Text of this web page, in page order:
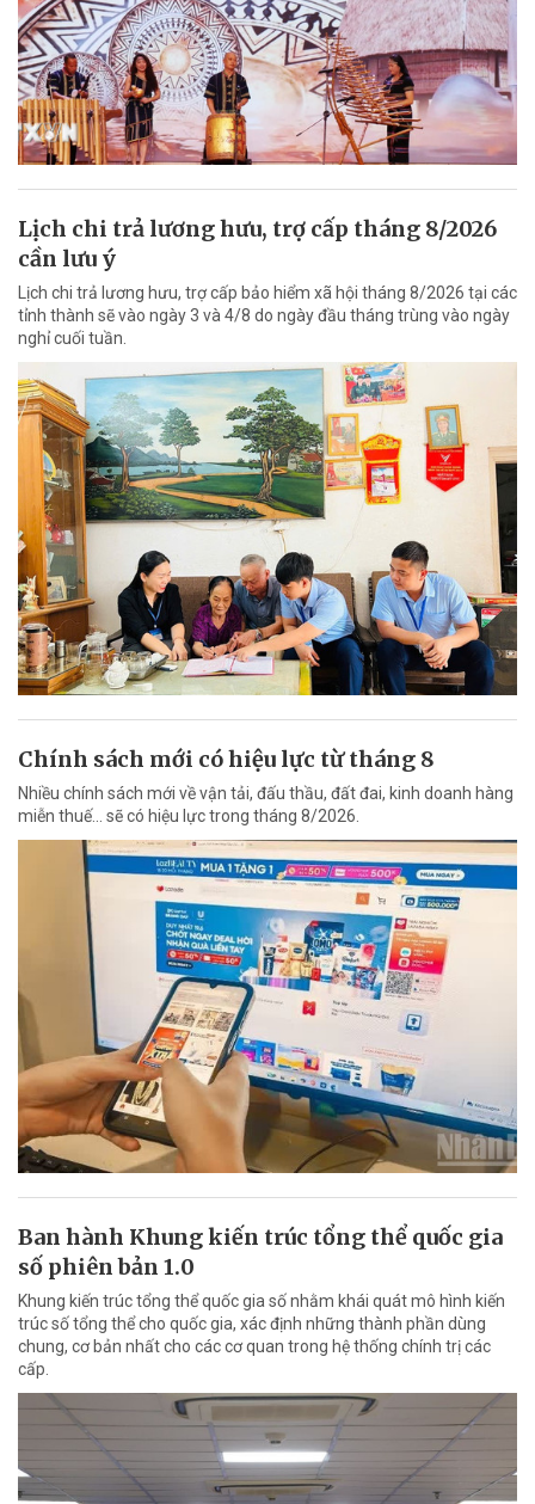
Lịch chi trả lương hưu, trợ cấp tháng 8/2026
cần lưu ý
Lịch chi trả lương hưu, trợ cấp bảo hiểm xã hội tháng 8/2026 tại các
tỉnh thành sẽ vào ngày 3 và 4/8 do ngày đầu tháng trùng vào ngày
nghỉ cuối tuần.
Chính sách mới có hiệu lực từ tháng 8
Nhiều chính sách mới về vận tải, đấu thầu, đất đai, kinh doanh hàng
miễn thuế... sẽ có hiệu lực trong tháng 8/2026.
Ban hành Khung kiến trúc tổng thể quốc gia
số phiên bản 1.0
Khung kiến trúc tổng thể quốc gia số nhằm khái quát mô hình kiến
trúc số tổng thể cho quốc gia, xác định những thành phần dùng
chung, cơ bản nhất cho các cơ quan trong hệ thống chính trị các
cấp.